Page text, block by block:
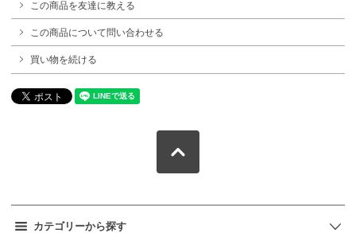
この商品を友達に教える
この商品について問い合わせる
買い物を続ける
カテゴリーから探す